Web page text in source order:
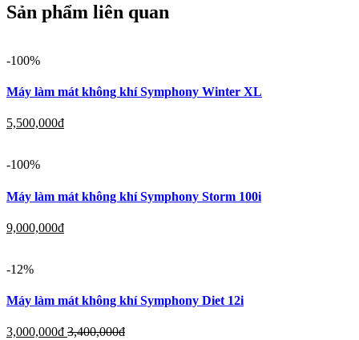
Sản phẩm liên quan
-100%
Máy làm mát không khí Symphony Winter XL
5,500,000đ
-100%
Máy làm mát không khí Symphony Storm 100i
9,000,000đ
-12%
Máy làm mát không khí Symphony Diet 12i
3,000,000đ 3,400,000đ